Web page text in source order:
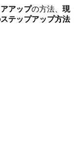
アップの方法、 現
テップアップ方法